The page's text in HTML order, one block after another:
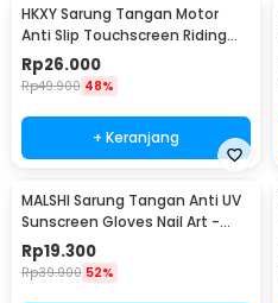
HKXY Sarung Tangan Motor
Anti Slip Touchscreen Riding
Glove 1 Pair L
Rp26.000
Rp49.900 48%
+ Keranjang
MALSHI Sarung Tangan Anti UV
Sunscreen Gloves Nail Art -
MS31
Rp19.300
Rp39.900 52%